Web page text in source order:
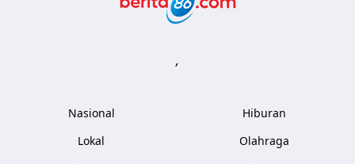
,
Nasional
Lokal
Hiburan
Olahraga